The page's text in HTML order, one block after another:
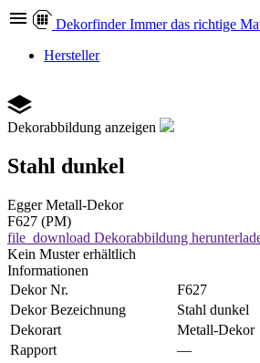
Dekorfinder Immer das richtige
Hersteller
Dekorabbildung anzeigen
Stahl dunkel
Egger Metall-Dekor
F627 (PM)
file_download Dekorabbildung
Kein Muster erhältlich
Informationen
Dekor Nr.
F627
Dekor Bezeichnung
Stahl dunkel
Dekorart
Metall-Dekor
Rapport
—